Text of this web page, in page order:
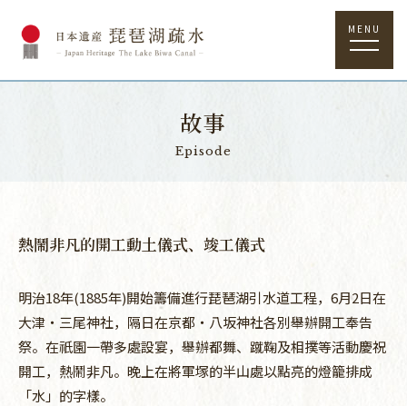
MENU
故事
Episode
熱鬧非凡的開工動土儀式、竣工儀式
明治18年(1885年)開始籌備進行琵琶湖引水道工程，6月2日在
大津・三尾神社，隔日在京都・八坂神社各別舉辦開工奉告
祭。在祇園一帶多處設宴，舉辦都舞、蹴鞠及相撲等活動慶祝
開工，熱鬧非凡。晚上在將軍塚的半山處以點亮的燈籠排成
「水」的字樣。